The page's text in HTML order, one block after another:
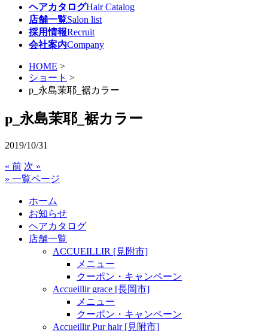
ヘアカタログHair Catalog
店舗一覧Salon list
採用情報Recruit
会社案内Company
HOME >
ショート >
p_永島茉耶_裾カラー
p_永島茉耶_裾カラー
2019/10/31
« 前 次 »
» 一覧ページ
ホーム
お知らせ
ヘアカタログ
店舗一覧
ACCUEILLIR [見附市]
メニュー
クーポン・キャンペーン
Accueillir grace [長岡市]
メニュー
クーポン・キャンペーン
Accueillir Pur hair [見附市]